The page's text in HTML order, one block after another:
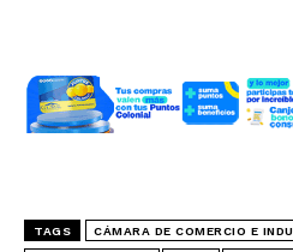
TAGS CÁMARA DE COMERCIO E